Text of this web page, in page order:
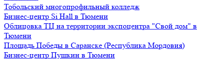
Тобольский многопрофильный колледж
Бизнес-центр Si Hall в Тюмени
Облицовка ТЦ на территории экспоцентра "Свой дом" в
Тюмени
Площадь Победы в Саранске (Республика Мордовия)
Бизнес-центр Пушкин в Тюмени